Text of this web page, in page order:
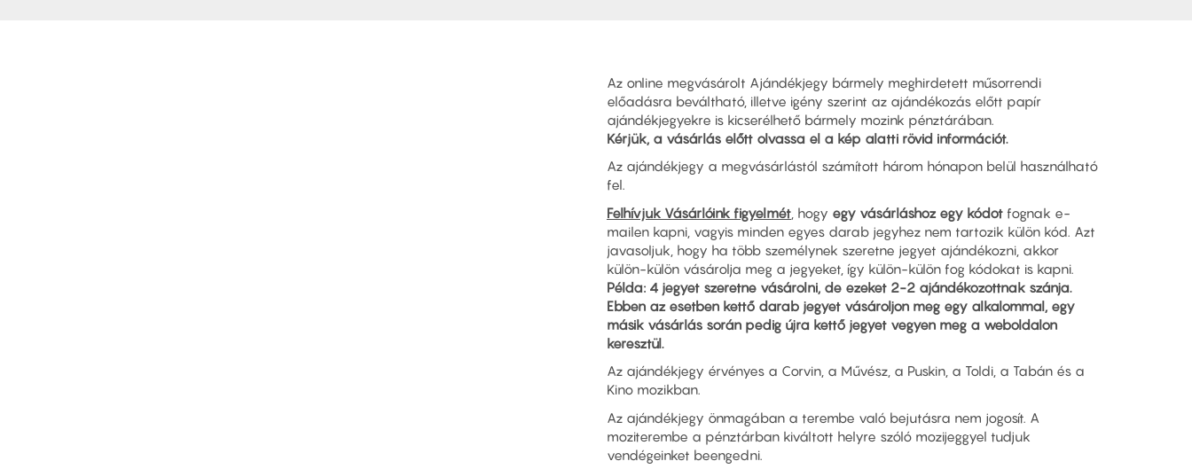
Az online megvásárolt Ajándékjegy bármely meghirdetett műsorrendi
előadásra beváltható, illetve igény szerint az ajándékozás előtt papír
ajándékjegyekre is kicserélhető bármely mozink pénztárában.
Kérjük, a vásárlás előtt olvassa el a kép alatti rövid információt.
Az ajándékjegy a megvásárlástól számított három hónapon belül használható
fel.
Felhívjuk Vásárlóink figyelmét , hogy egy vásárláshoz egy kódot fognak e-
mailen kapni, vagyis minden egyes darab jegyhez nem tartozik külön kód. Azt
javasoljuk, hogy ha több személynek szeretne jegyet ajándékozni, akkor
külön-külön vásárolja meg a jegyeket, így külön-külön fog kódokat is kapni.
Példa: 4 jegyet szeretne vásárolni, de ezeket 2-2 ajándékozottnak szánja.
Ebben az esetben kettő darab jegyet vásároljon meg egy alkalommal, egy
másik vásárlás során pedig újra kettő jegyet vegyen meg a weboldalon
keresztül.
Az ajándékjegy érvényes a Corvin, a Művész, a Puskin, a Toldi, a Tabán és a
Kino mozikban.
Az ajándékjegy önmagában a terembe való bejutásra nem jogosít. A
moziterembe a pénztárban kiváltott helyre szóló mozijeggyel tudjuk
vendégeinket beengedni.